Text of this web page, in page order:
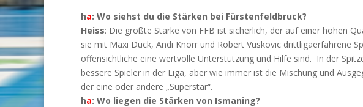
ha: Wo siehst du die Stärken bei Fürstenfeldbruck?
Heiss: Die größte Stärke von FFB ist sicherlich, der auf einer hohen
sie mit Maxi Dück, Andi Knorr und Robert Vuskovic drittligaerfahrene
offensichtliche eine wertvolle Unterstützung und Hilfe sind. In der
bessere Spieler in der Liga, aber wie immer ist die Mischung und
der eine oder andere „Superstar“.
ha: Wo liegen die Stärken von Ismaning?